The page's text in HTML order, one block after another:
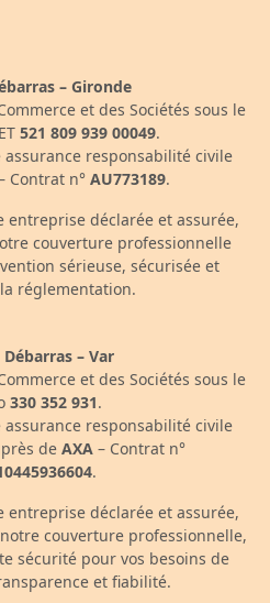
– Gironde
et des Sociétés sous le
521 809 939 00049.
responsabilité civile
Contrat n° AU773189.
entreprise déclarée et assurée,
couverture professionnelle
sérieuse, sécurisée et
réglementation.
– Var
et des Sociétés sous le
330 352 931.
responsabilité civile
de AXA– Contrat n°
.
entreprise déclarée et assurée,
couverture professionnelle,
sécurité pour vos besoins de
et fiabilité.